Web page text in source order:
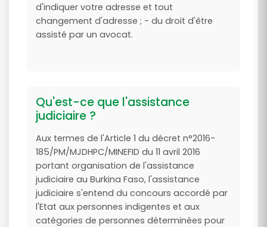
d'indiquer votre adresse et tout
changement d'adresse ; - du droit d'être
assisté par un avocat.
Qu'est-ce que l'assistance
judiciaire ?
Aux termes de l'Article 1 du décret n°2016-
185/PM/MJDHPC/MINEFID du 11 avril 2016
portant organisation de l'assistance
judiciaire au Burkina Faso, l'assistance
judiciaire s'entend du concours accordé par
l'Etat aux personnes indigentes et aux
catégories de personnes déterminées pour